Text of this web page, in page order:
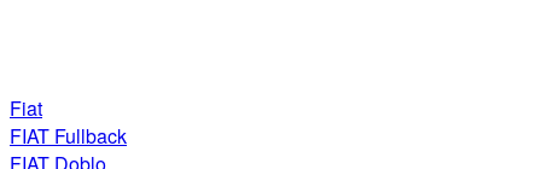
Fiat
FIAT Fullback